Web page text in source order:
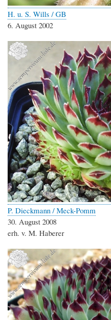
H. u. S. Wills / GB
6. August 2002
P. Dieckmann / Meck-Pomm
30. August 2008
erh. v. M. Haberer